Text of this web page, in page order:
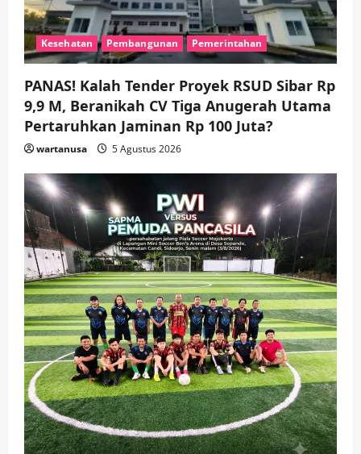
Keagamaan Pemerintahan
Pemkab Sidoarjo & Muhammadiyah
Sinergi Permudah Perizinan, Wakaf,
hingga Hibah
5
Keagamaan Pemerintahan
Hadir di Pengajian Qurrota A’yun,
Wabup Sidoarjo Minta Doa Jamaah
Agar Tetap Amanah Memimpin
wartanusa 4 Agustus 2026
Kesehatan Pembangunan Pemerintahan
PANAS! Kalah Tender Proyek RSUD Sibar Rp
9,9 M, Beranikah CV Tiga Anugerah Utama
Pertaruhkan Jaminan Rp 100 Juta?
wartanusa 5 Agustus 2026